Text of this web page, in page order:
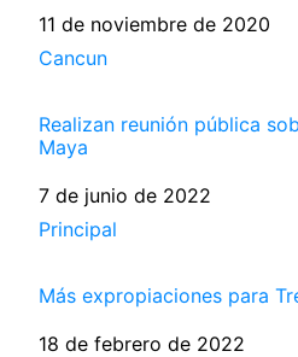
Fecha
11 de noviembre de 2020
Respecto a
Cancun
Realizan reunión pública
Maya
Fecha
7 de junio de 2022
Respecto a
Principal
Más expropiaciones para
Fecha
18 de febrero de 2022